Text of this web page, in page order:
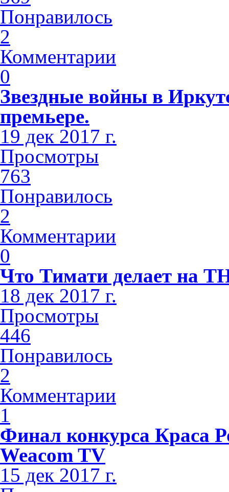
Понравилось
2
Комментарии
0
Звездные войны в
премьере.
19 дек 2017 г.
Просмотры
763
Понравилось
2
Комментарии
0
Что Тимати делает на
18 дек 2017 г.
Просмотры
446
Понравилось
2
Комментарии
1
Финал конкурса Краса
Weacom TV
15 дек 2017 г.